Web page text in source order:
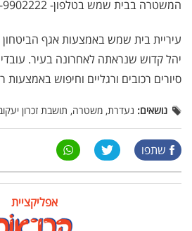
המשטרה בבית שמש בטלפון- 02-9902222.
עיריית בית שמש באמצעות אגף הביטחון
יהל קדוש שנראתה לאחרונה בעיר.
סיורים רכובים ורגליים וחיפוש באמצעות
נושאים: נעדרת, משטרה, תושבת זכרון
שתפו
אפליקציית